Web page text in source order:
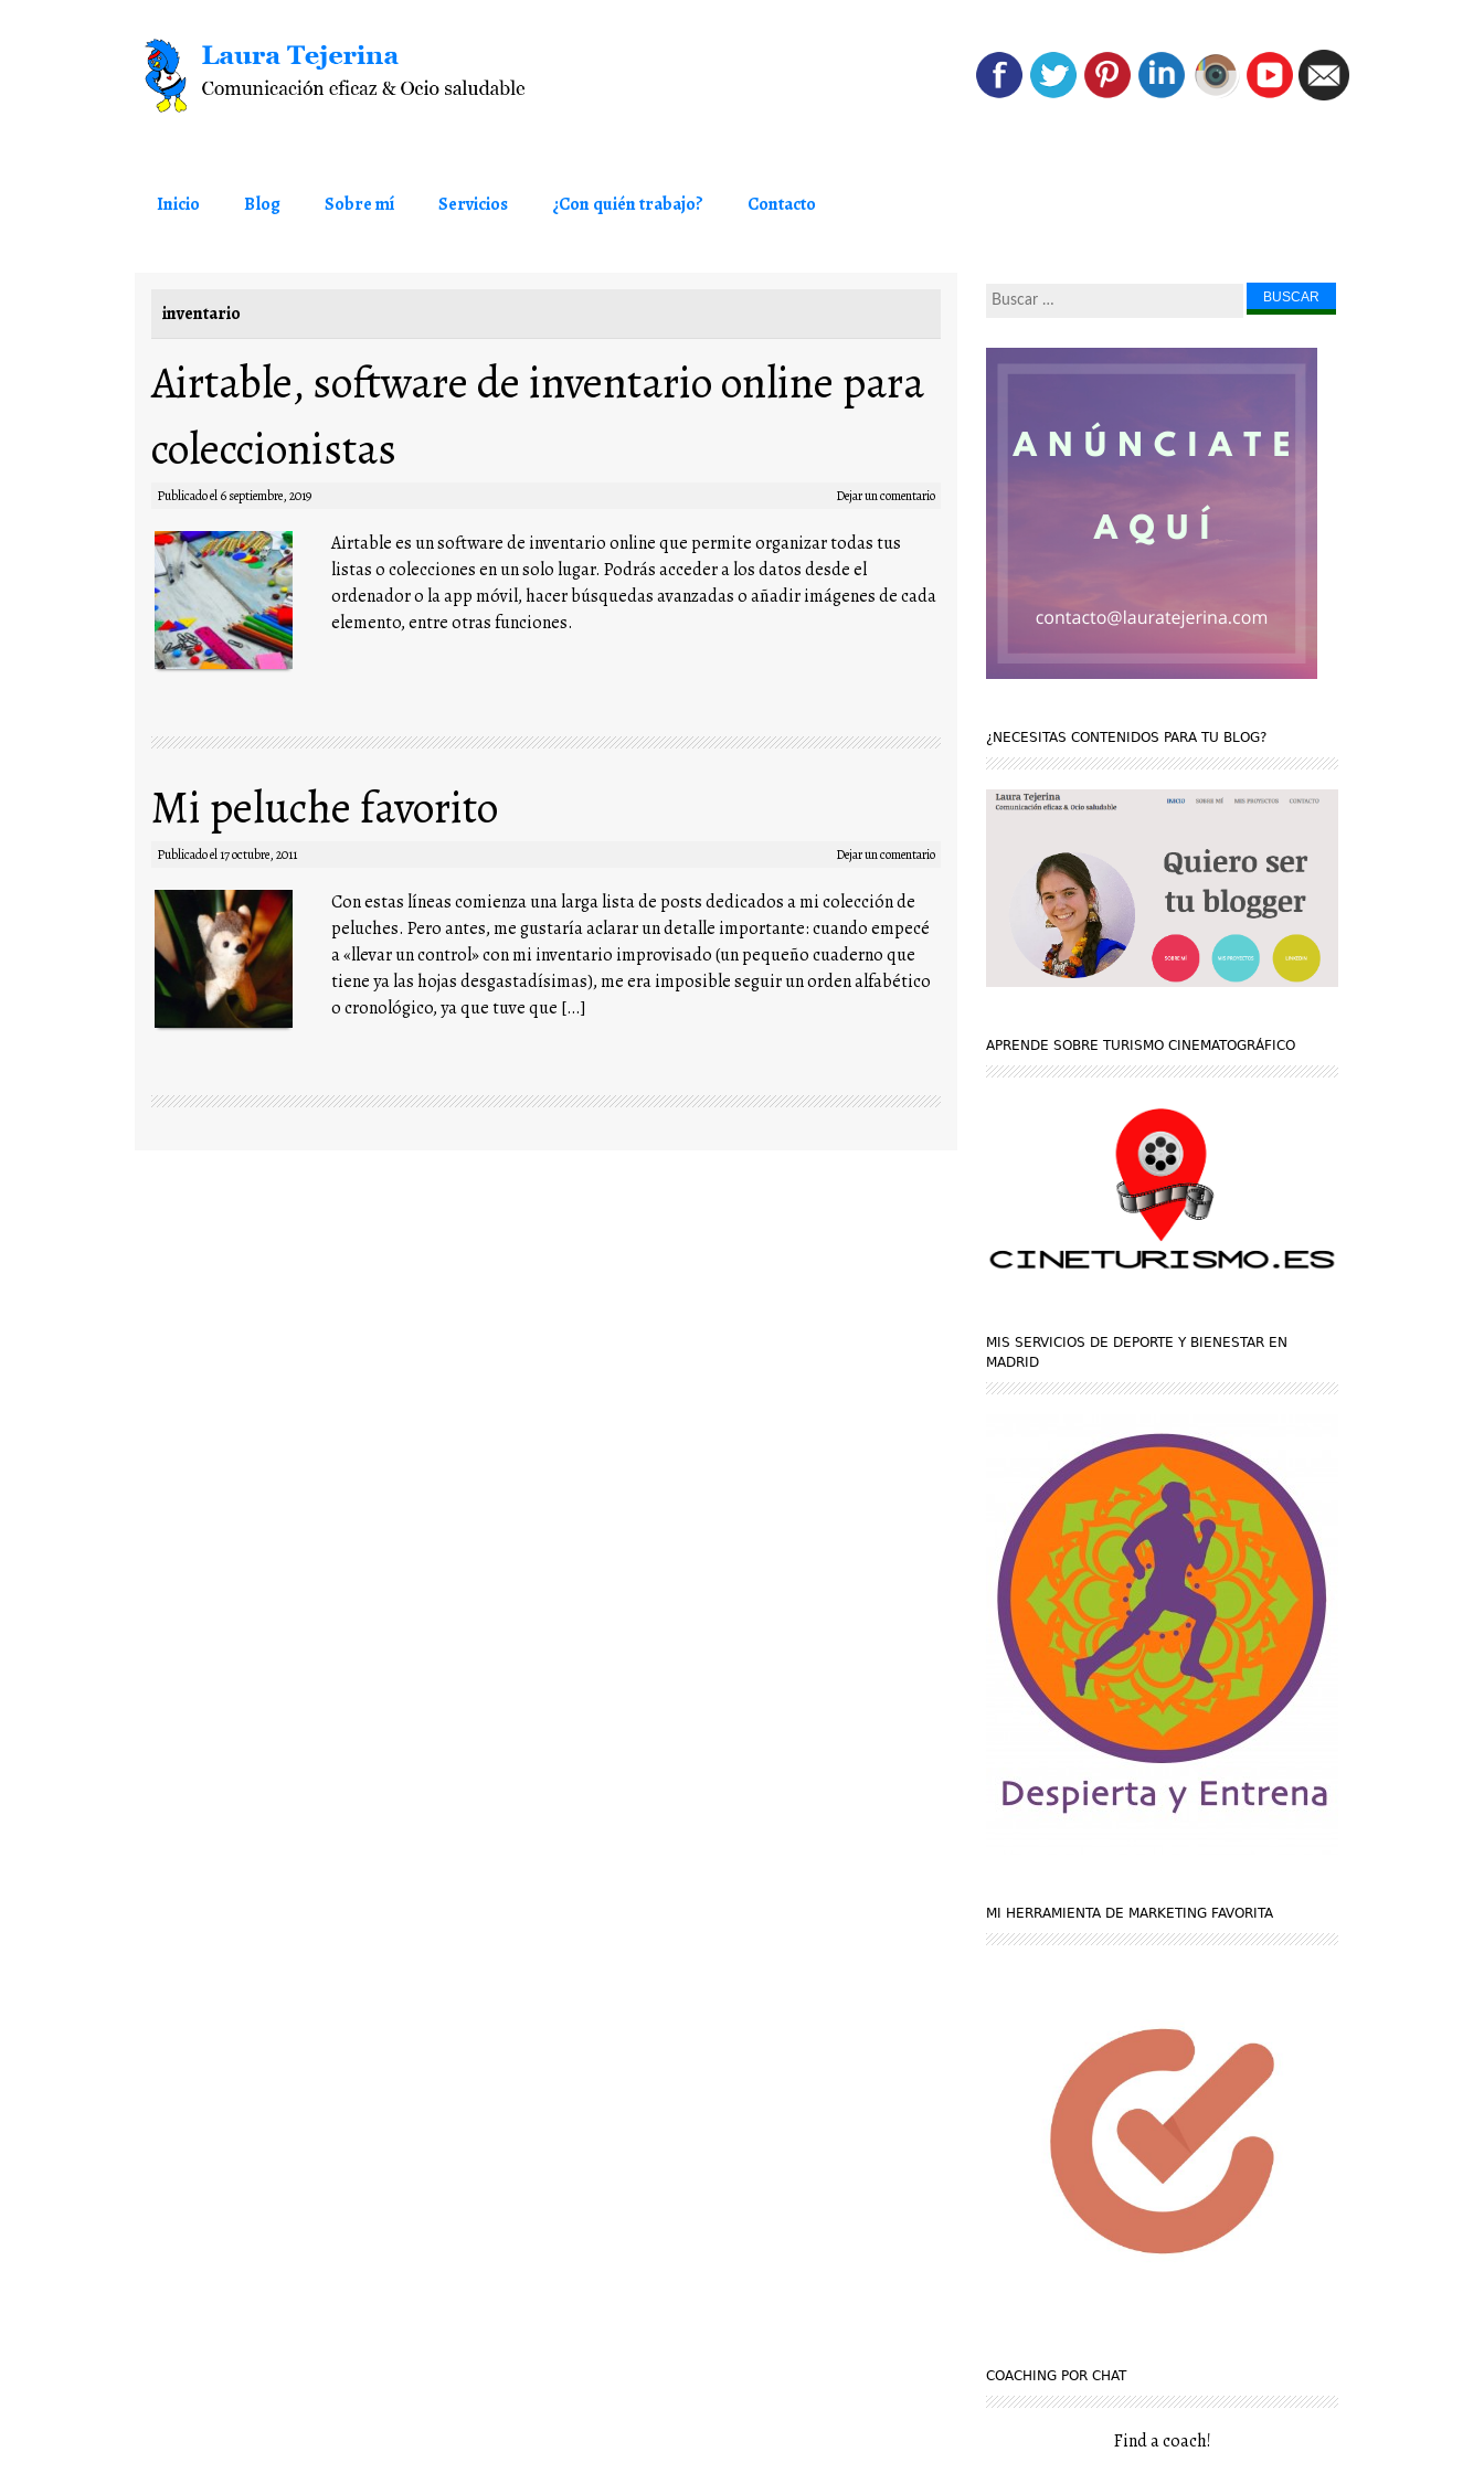
Saltar al contenido
Inicio Blog Sobre mí Servicios ¿Con quién trabajo? Contacto
inventario
Airtable, software de inventario online para
coleccionistas
Publicado el6 septiembre, 2019 Dejar un comentario
Airtable es un software de inventario online que permite organizar todas tus
listas o colecciones en un solo lugar. Podrás acceder a los datos desde el
ordenador o la app móvil, hacer búsquedas avanzadas o añadir imágenes de cada
elemento, entre otras funciones.
Mi peluche favorito
Publicado el17 octubre, 2011 Dejar un comentario
Con estas líneas comienza una larga lista de posts dedicados a mi colección de
peluches. Pero antes, me gustaría aclarar un detalle importante: cuando empecé
a «llevar un control» con mi inventario improvisado (un pequeño cuaderno que
tiene ya las hojas desgastadísimas), me era imposible seguir un orden alfabético
o cronológico, ya que tuve que […]
Buscar...
¿NECESITAS CONTENIDOS PARA TU BLOG?
APRENDE SOBRE TURISMO CINEMATOGRÁFICO
MIS SERVICIOS DE DEPORTE Y BIENESTAR EN
MADRID
MI HERRAMIENTA DE MARKETING FAVORITA
COACHING POR CHAT
Find a coach!